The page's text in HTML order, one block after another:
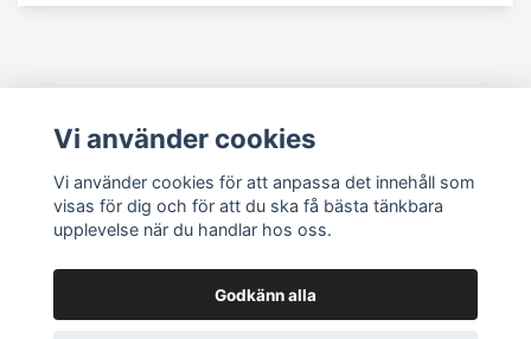
Köpvillkor
Kontakt
Om köp och returer
Vi använder cookies
Vi använder cookies för att anpassa det innehåll som
visas för dig och för att du ska få bästa tänkbara
upplevelse när du handlar hos oss.
Godkänn alla